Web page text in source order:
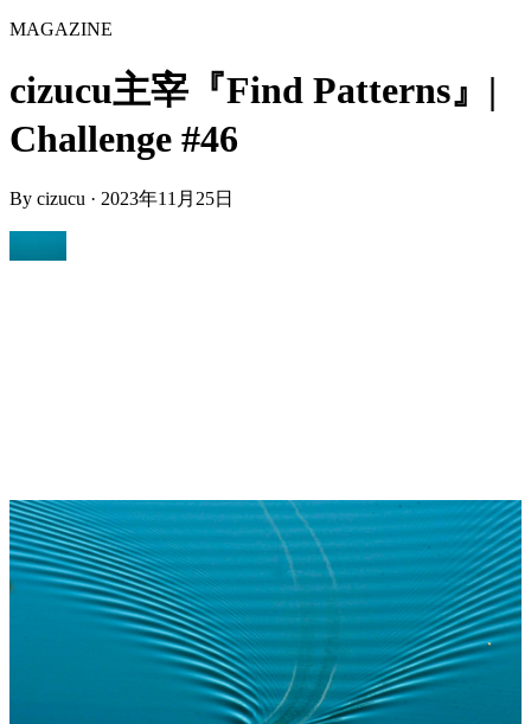
MAGAZINE
cizucu主宰『Find Patterns』|
Challenge #46
By cizucu · 2023年11月25日